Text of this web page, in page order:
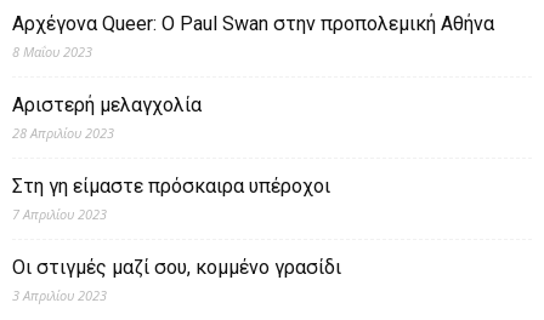
Αρχέγονα Queer: O Paul Swan στην προπολεμική Αθήνα
8 Μαΐου 2023
Αριστερή μελαγχολία
28 Απριλίου 2023
Στη γη είμαστε πρόσκαιρα υπέροχοι
7 Απριλίου 2023
Οι στιγμές μαζί σου, κομμένο γρασίδι
3 Απριλίου 2023